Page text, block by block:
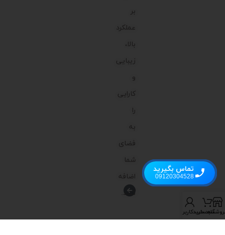
بر
عملکرد
بالا،
زیبایی
و
کارایی
را
به
فضای
شما
اضافه
کنند.
سبد خرید
حساب کاربری من
تماس بگیرید
09120304528